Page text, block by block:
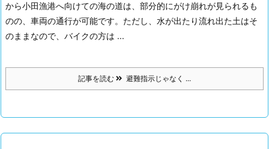
から小田漁港へ向けての海の道は、部分的にがけ崩れが見られるも
のの、車両の通行が可能です。 ただし、水が出たり流れ出た土はそ
のままなので、バイクの方は ...
記事を読む 避難指示じゃなく ...